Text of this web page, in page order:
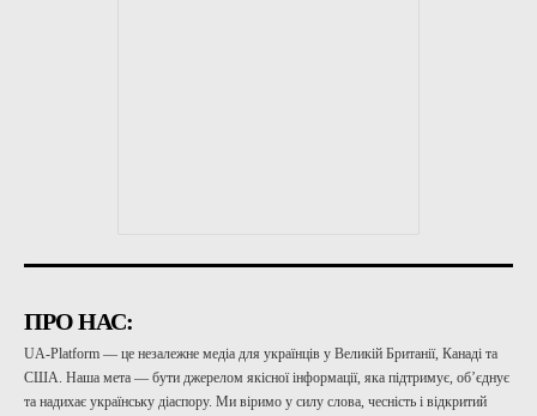
ПРО НАС:
UA-Platform — це незалежне медіа для українців у Великій Британії, Канаді та
США. Наша мета — бути джерелом якісної інформації, яка підтримує, об’єднує
та надихає українську діаспору. Ми віримо у силу слова, чесність і відкритий